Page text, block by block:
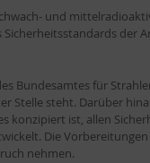
und
der
Bundesamtes für
Stelle steht. Darüber
konzipiert ist, allen
Die
nehmen.